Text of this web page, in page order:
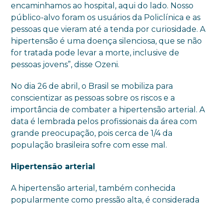
encaminhamos ao hospital, aqui do lado. Nosso
público-alvo foram os usuários da Policlínica e as
pessoas que vieram até a tenda por curiosidade. A
hipertensão é uma doença silenciosa, que se não
for tratada pode levar a morte, inclusive de
pessoas jovens”, disse Ozeni.
No dia 26 de abril, o Brasil se mobiliza para
conscientizar as pessoas sobre os riscos e a
importância de combater a hipertensão arterial. A
data é lembrada pelos profissionais da área com
grande preocupação, pois cerca de 1/4 da
população brasileira sofre com esse mal.
Hipertensão arterial
A hipertensão arterial, também conhecida
popularmente como pressão alta, é considerada